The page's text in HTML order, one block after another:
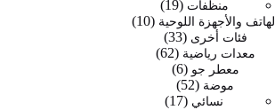
منظفات 19
19
منتجالهاتف والأجهزة اللوحية 10
10
فئات أخرى 33
33
منتج
معدات رياضية 62
62
معطر جو 6
6
منتجات
موضة 52
52
منتج
نسائي 17
17